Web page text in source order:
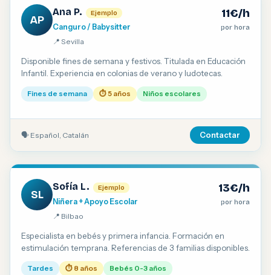
AP
Ana P. Ejemplo
Canguro / Babysitter
📍 Sevilla
11€/h
por hora
Disponible fines de semana y festivos. Titulada en Educación
Infantil. Experiencia en colonias de verano y ludotecas.
Fines de semana ⏱ 5 años Niños escolares
🗣 Español, Catalán Contactar
SL
Sofía L. Ejemplo
Niñera + Apoyo Escolar
📍 Bilbao
13€/h
por hora
Especialista en bebés y primera infancia. Formación en
estimulación temprana. Referencias de 3 familias disponibles.
Tardes ⏱ 8 años Bebés 0-3 años